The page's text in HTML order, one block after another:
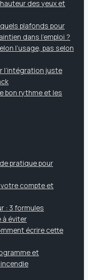
des yeux et
plafonds pour
dans l’emploi ?
l’usage, pas selon
l’intégration juste
bon rythme et les
pratique pour
compte et
: 3 formules
à éviter
écrire cette
et